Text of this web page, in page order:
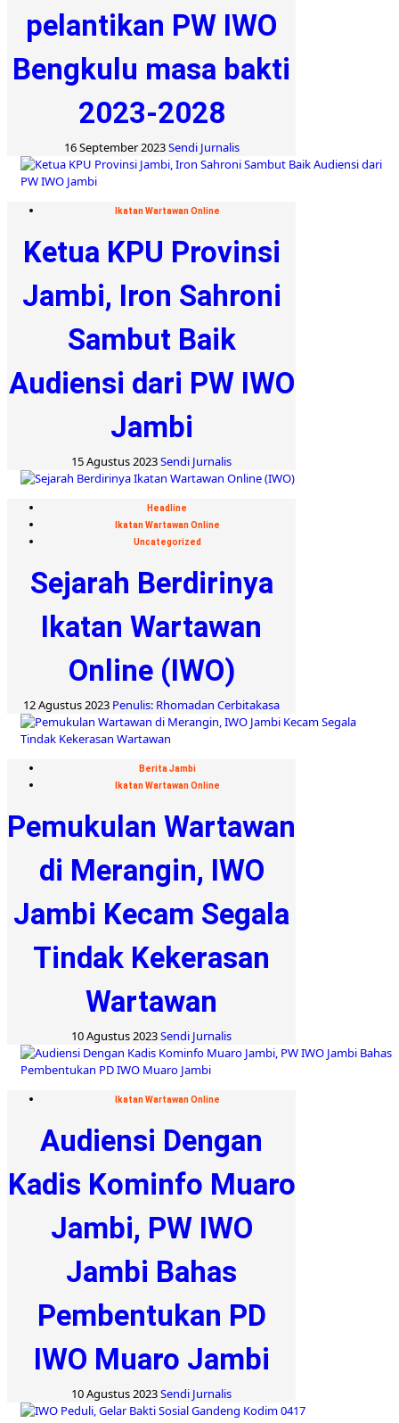
pelantikan PW IWO
Bengkulu masa bakti
2023-2028
16 September 2023Sendi Jurnalis
Ikatan Wartawan Online
Ketua KPU Provinsi
Jambi, Iron Sahroni
Sambut Baik
Audiensi dari PW IWO
Jambi
15 Agustus 2023Sendi Jurnalis
Headline
Ikatan Wartawan Online
Uncategorized
Sejarah Berdirinya
Ikatan Wartawan
Online (IWO)
12 Agustus 2023 Penulis: Rhomadan Cerbitakasa
Berita Jambi
Ikatan Wartawan Online
Pemukulan Wartawan
di Merangin, IWO
Jambi Kecam Segala
Tindak Kekerasan
Wartawan
10 Agustus 2023Sendi Jurnalis
Ikatan Wartawan Online
Audiensi Dengan
Kadis Kominfo Muaro
Jambi, PW IWO
Jambi Bahas
Pembentukan PD
IWO Muaro Jambi
10 Agustus 2023Sendi Jurnalis